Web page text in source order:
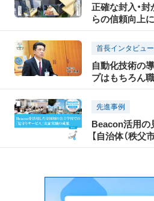
正確な封入・
らの信頼向上
首長インタビュー
自動化技術の
プはもちろん
先進事例
Beacon活用の
【自治体（秩父